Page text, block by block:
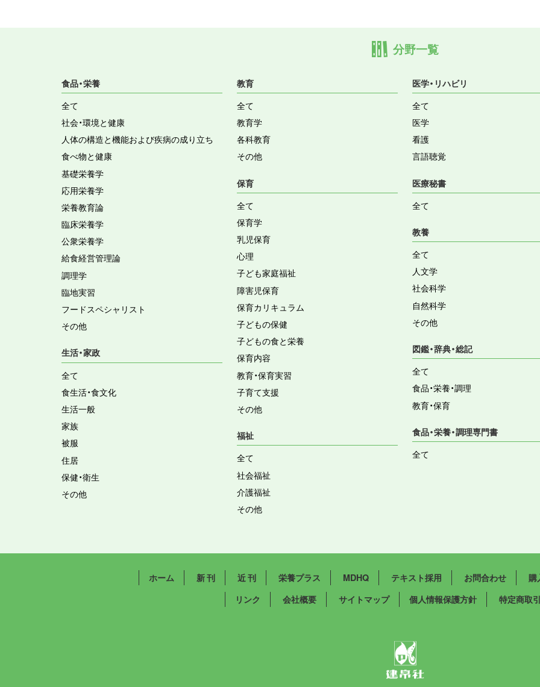
分野一覧
食品・栄養
全て
社会・環境と健康
人体の構造と機能および疾病の成り立ち
食べ物と健康
基礎栄養学
応用栄養学
栄養教育論
臨床栄養学
公衆栄養学
給食経営管理論
調理学
臨地実習
フードスペシャリスト
その他
生活・家政
全て
食生活・食文化
生活一般
家族
被服
住居
保健・衛生
その他
教育
全て
教育学
各科教育
その他
保育
全て
保育学
乳児保育
心理
子ども家庭福祉
障害児保育
保育カリキュラム
子どもの保健
子どもの食と栄養
保育内容
教育・保育実習
子育て支援
その他
福祉
全て
社会福祉
介護福祉
その他
医学・リハビリ
全て
医学
看護
言語聴覚
医療秘書
全て
教養
全て
人文学
社会科学
自然科学
その他
図鑑・辞典・総記
全て
食品・栄養・調理
教育・保育
食品・栄養・調理専門書
全て
ホーム 新 刊 近 刊 栄養プラス MDHQ テキスト採用 お問合わせ 購
リンク
会社概要 サイトマップ 個人情報保護方針 特定商取